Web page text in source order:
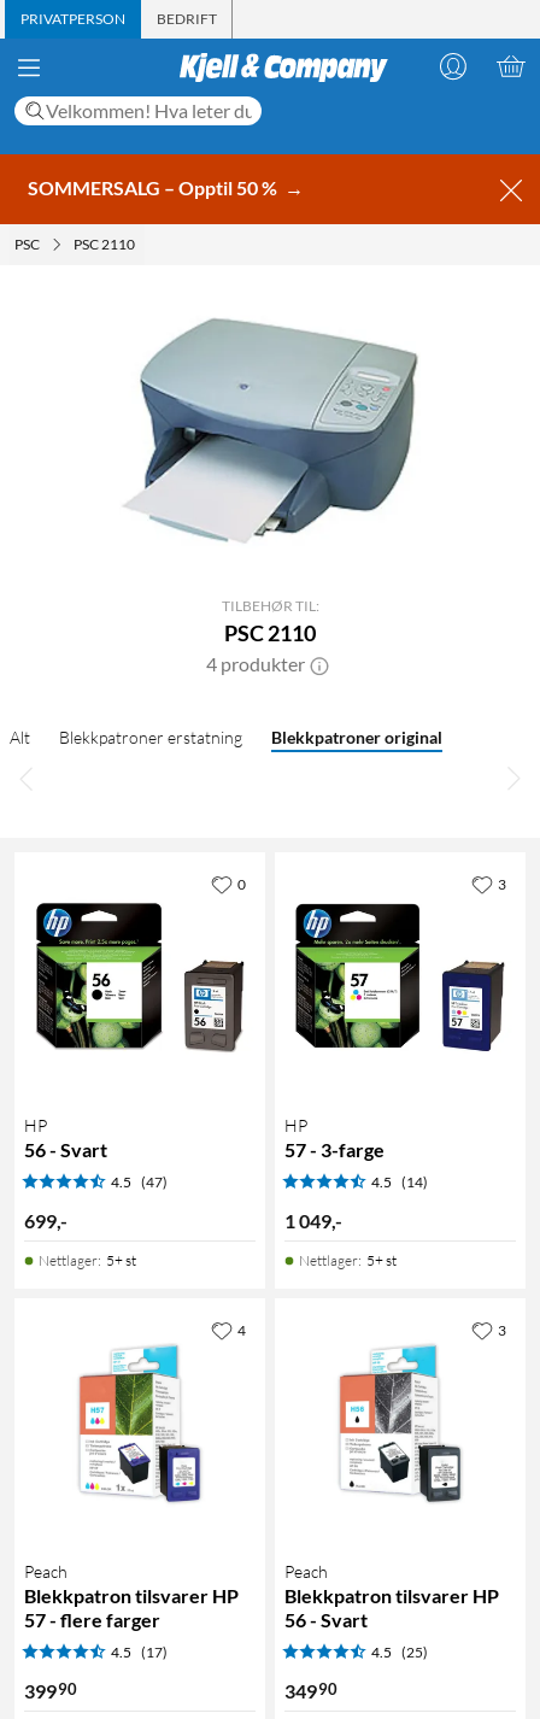
PRIVATPERSON BEDRIFT
SOMMERSALG – Opptil 50 % →
PSC PSC 2110
TILBEHØR TIL:
PSC 2110
4 produkter
Alt Blekkpatroner erstatning Blekkpatroner original
HP
56 - Svart
4.5 (47)
699,-
Nettlager: 5+ st
0
HP
57 - 3-farge
4.5 (14)
1 049,-
Nettlager: 5+ st
3
Peach
Blekkpatron tilsvarer HP
57 - flere farger
4.5 (17)
39990
4
Peach
Blekkpatron tilsvarer HP
56 - Svart
4.5 (25)
34990
3